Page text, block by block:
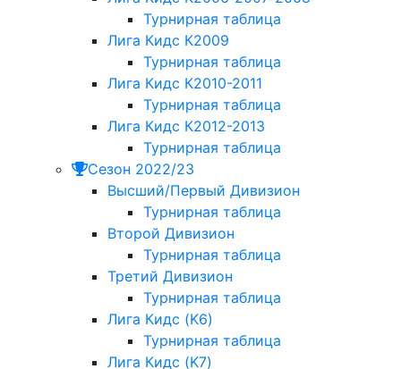
Турнирная таблица
Лига Кидс К2009
Турнирная таблица
Лига Кидс К2010-2011
Турнирная таблица
Лига Кидс К2012-2013
Турнирная таблица
Сезон 2022/23
Высший/Первый Дивизион
Турнирная таблица
Второй Дивизион
Турнирная таблица
Третий Дивизион
Турнирная таблица
Лига Кидс (K6)
Турнирная таблица
Лига Кидс (K7)